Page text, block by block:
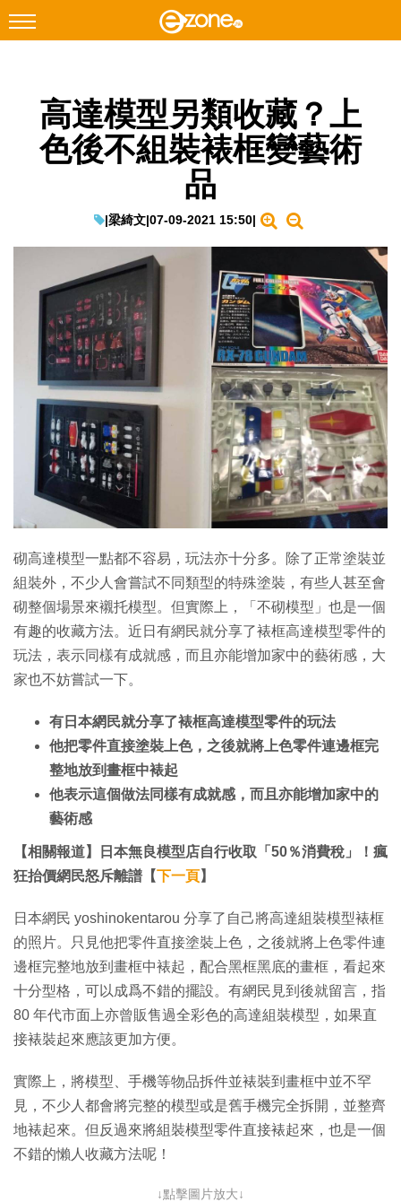
Facebook Instagram
科技焦點
教學評測
EduTech
IT Times
生成式AI與雲端應用
Enterprise Digital Transformation
高達模型另類收藏？上
色後不組裝裱框變藝術
品
|梁綺文|07-09-2021 15:50|
砌高達模型一點都不容易，玩法亦十分多。除了正常塗裝並
組裝外，不少人會嘗試不同類型的特殊塗裝，有些人甚至會
砌整個場景來襯托模型。但實際上，「不砌模型」也是一個
有趣的收藏方法。近日有網民就分享了裱框高達模型零件的
玩法，表示同樣有成就感，而且亦能增加家中的藝術感，大
家也不妨嘗試一下。
有日本網民就分享了裱框高達模型零件的玩法
他把零件直接塗裝上色，之後就將上色零件連邊框完
整地放到畫框中裱起
他表示這個做法同樣有成就感，而且亦能增加家中的
藝術感
【相關報道】日本無良模型店自行收取「50％消費稅」！瘋
狂抬價網民怒斥離譜【下一頁】
日本網民 yoshinokentarou 分享了自己將高達組裝模型裱框
的照片。只見他把零件直接塗裝上色，之後就將上色零件連
邊框完整地放到畫框中裱起，配合黑框黑底的畫框，看起來
十分型格，可以成爲不錯的擺設。有網民見到後就留言，指
80 年代市面上亦曾販售過全彩色的高達組裝模型，如果直
接裱裝起來應該更加方便。
實際上，將模型、手機等物品拆件並裱裝到畫框中並不罕
見，不少人都會將完整的模型或是舊手機完全拆開，並整齊
地裱起來。但反過來將組裝模型零件直接裱起來，也是一個
不錯的懶人收藏方法呢！
↓點擊圖片放大↓